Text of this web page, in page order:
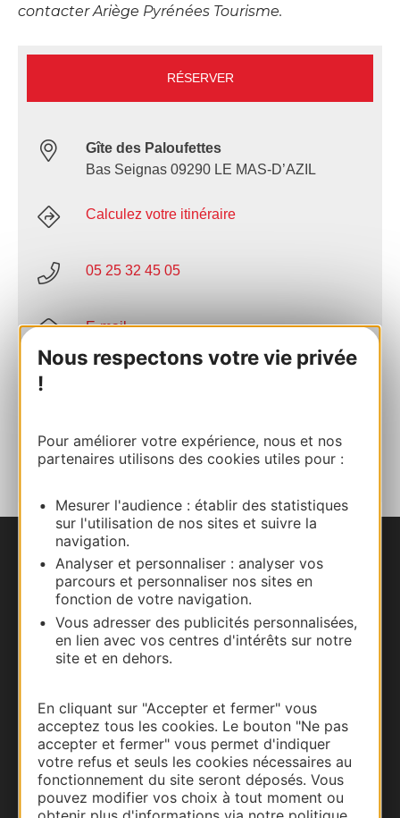
Nous respectons votre vie privée
!
Pour améliorer votre expérience, nous et nos
partenaires utilisons des cookies utiles pour :
Mesurer l'audience : établir des statistiques
sur l'utilisation de nos sites et suivre la
navigation.
Analyser et personnaliser : analyser vos
parcours et personnaliser nos sites en
fonction de votre navigation.
Vous adresser des publicités personnalisées,
en lien avec vos centres d'intérêts sur notre
site et en dehors.
En cliquant sur "Accepter et fermer" vous
acceptez tous les cookies. Le bouton "Ne pas
accepter et fermer" vous permet d'indiquer
votre refus et seuls les cookies nécessaires au
fonctionnement du site seront déposés. Vous
pouvez modifier vos choix à tout moment ou
contacter Ariège Pyrénées Tourisme.
RÉSERVER
Gîte des Paloufettes
Bas Seignas 09290 LE MAS-D’AZIL
Calculez votre itinéraire
05 25 32 45 05
E-mail
AJOUTER
AU CARNET
Nous contacter
Carte interactive
Documentation